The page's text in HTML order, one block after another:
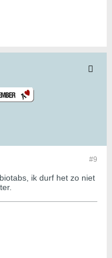
#9
ik durf het zo niet